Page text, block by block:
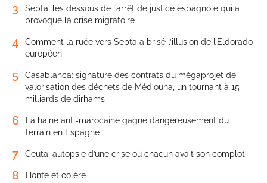
3
Sebta: les dessous de l’arrêt de justice espagnole qui a
provoqué la crise migratoire
4
Comment la ruée vers Sebta a brisé l’illusion de l’Eldorado
européen
5
Casablanca: signature des contrats du mégaprojet de
valorisation des déchets de Médiouna, un tournant à 15
milliards de dirhams
6
La haine anti-marocaine gagne dangereusement du
terrain en Espagne
7 Ceuta: autopsie d’une crise où chacun avait son complot
8 Honte et colère